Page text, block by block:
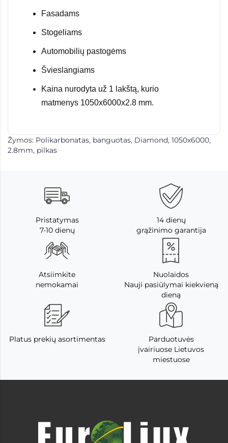
Fasadams
Stogeliams
Automobilių pastogėms
Švieslangiams
Kaina nurodyta už 1 lakštą, kurio
matmenys 1050x6000x2.8 mm.
Žymos: Polikarbonatas, banguotas, Diamond, 1050x6000,
2.8mm, pilkas
Pristatymas
7-10 dienų
14 dienų
grąžinimo garantija
Atsiimkite
nemokamai
Nuolaidos
Nauji pasiūlymai kiekvieną
dieną
Platus prekių asortimentas
Parduotuvės
įvairiuose Lietuvos
miestuose